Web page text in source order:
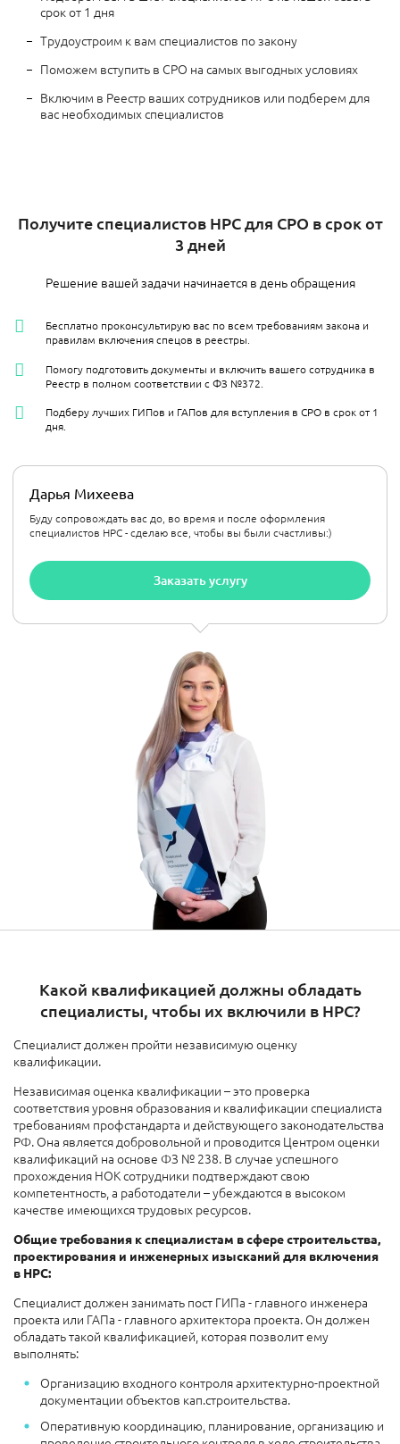
срок от 1 дня
Трудоустроим к вам специалистов по закону
Поможем вступить в СРО на самых выгодных условиях
Включим в Реестр ваших сотрудников или подберем для
вас необходимых специалистов
Получите специалистов НРС для СРО в срок от
3 дней
Решение вашей задачи начинается в день обращения
Дарья Михеева
Буду сопровождать вас до, во время и после оформления
специалистов НРС - сделаю все, чтобы вы были счастливы:)
Заказать услугу
Бесплатно проконсультирую вас по всем требованиям закона и
правилам включения спецов в реестры.
Помогу подготовить документы и включить вашего сотрудника в
Реестр в полном соответствии с ФЗ №372.
Подберу лучших ГИПов и ГАПов для вступления в СРО в срок от 1
дня.
Какой квалификацией должны обладать
специалисты, чтобы их включили в НРС?
Специалист должен пройти независимую оценку
квалификации.
Независимая оценка квалификации – это проверка
соответствия уровня образования и квалификации специалиста
требованиям профстандарта и действующего законодательства
РФ. Она является добровольной и проводится Центром оценки
квалификаций на основе ФЗ № 238. В случае успешного
прохождения НОК сотрудники подтверждают свою
компетентность, а работодатели – убеждаются в высоком
качестве имеющихся трудовых ресурсов.
Общие требования к специалистам в сфере строительства,
проектирования и инженерных изысканий для включения
в НРС:
Специалист должен занимать пост ГИПа - главного инженера
проекта или ГАПа - главного архитектора проекта. Он должен
обладать такой квалификацией, которая позволит ему
выполнять:
Организацию входного контроля архитектурно-проектной
документации объектов кап.строительства.
Оперативную координацию, планирование, организацию и